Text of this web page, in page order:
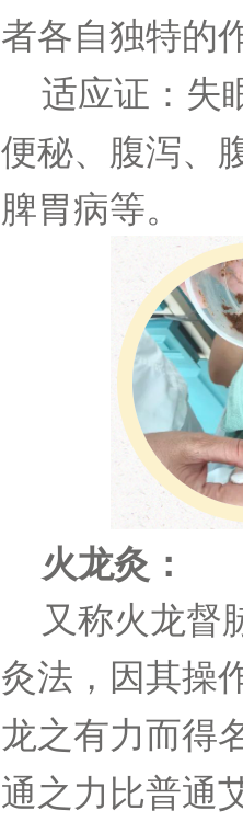
者各自独特的
适应证：失
便秘、腹泻、
脾胃病等。
火龙灸：
又称火龙督
灸法，因其操
龙之有力而得
通之力比普通